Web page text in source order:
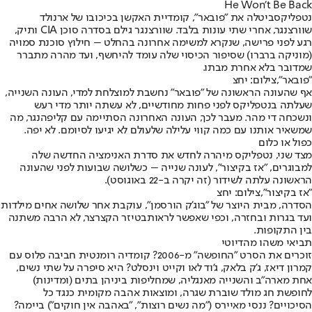
He Won’t Be Back
נטפליקסביטלה את "פובאר", קומדיית האקשן בכיכובו של ארנולד
שוורצנגר, אחרי שתי עונות בלבד. שוורצנגר גילם בסדרה סוכן CIA ותיק,
רגע לפני פרישה, שנקרא למשימה אחרונה בהחלט – חילוץ סוכנת סמויה
(מוניקה ברברו) שסיפור הכיסוי שלה עומד להיחשף, ועד מהרה מתברר
שמדובר בלא אחרת מבתו.
"פובאר",צילום: יחצ
אף שהעונה הראשונה של "פובאר" נחשבת למוצלחת למדי, העונה השנייה,
שעלתה בנטפליקס לפני פחות מחודשיים, לא עשתה יותר מדי רעש
ונשכחה די מהר. מעבר לכך, העונה האחרונה הסתיימה עם קליפהנגר, מה
שמשאיר אותנו עם כמה קווי עלילה שלעולם לא יגיעו לסיומם. לא יפה.
כפול או כלום
מצד שני, נטפליקס מיהרה לחדש את סדרת האנימציה החדשה שלה
למבוגרים, "אז בקיצור", לעונה שנייה – כשלושה שבועות לפני שהעונה
הראשונה עלתה לשידור (זה יקרה ב-22 באוגוסט).
"אז בקיצור",צילום: יחצ
הסדרה, מבית היוצר של "בוג'ק הורסמן", עוקבת אחר שלושה אחים מילדות
ועד בגרות ובחזרה, וכפי שאפשר לראותבטיזר הקצרצר, לא הרבה משתנה
בין התקופות.
תביאי משהו מהדיוטי
זוכרים את הסרט "החופשה" מ-2006? קומדיה רומנטית חביבה פלוס עם
קמרון דיאז, ג'ק בלאק, ג'וד לאו וקייט וינסלט? היא סיפרה על שתי נשים,
אחת מארה"ב והשנייה מאנגליה, שמחליפות ביניהן בתים (ומדינות)
לחופשת חג מולד שוברת שגרה, ומוצאות אהבה מקומית כנגד כל
הסיכויים? ננסי מאיירס ("מה נשים רוצות", "באהבה אין חוקים") ביימה?